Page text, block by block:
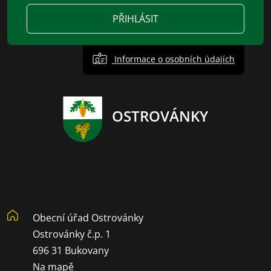
PŘIHLÁSIT
Informace o osobních údajích
OSTROVÁNKY
Obecní úřad Ostrovánky
Ostrovánky č.p. 1
696 31 Bukovany
Na mapě